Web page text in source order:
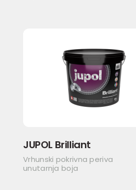
JUPOL Brilliant
Vrhunski pokrivna periva
unutarnja boja